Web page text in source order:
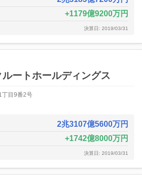
1179億9200万円
決算日: 2019/03/31
ートホールディングス
丁目9番2号
2兆3107億5600万円
1742億8000万円
決算日: 2019/03/31